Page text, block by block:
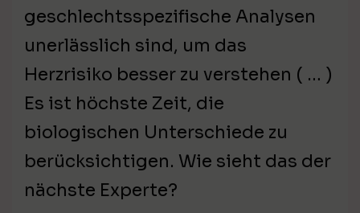
geschlechtsspezifische Analysen
unerlässlich sind, um das
Herzrisiko besser zu verstehen ( … )
Es ist höchste Zeit, die
biologischen Unterschiede zu
berücksichtigen. Wie sieht das der
nächste Experte?